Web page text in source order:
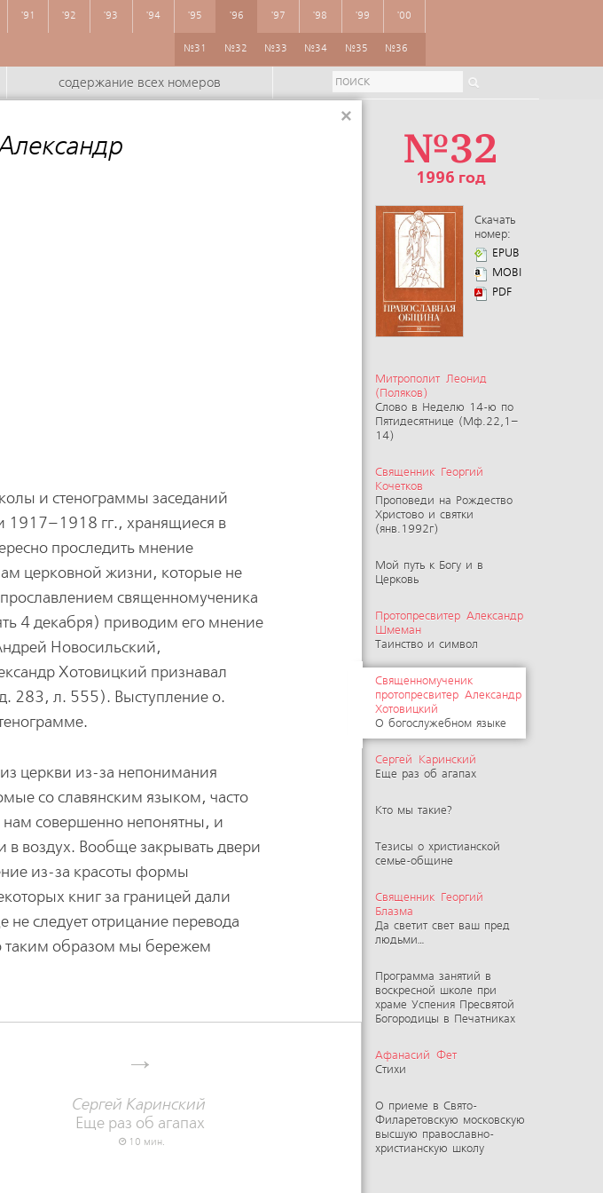
'91 '92 '93 '94 '95 '96
№31 №32 №33 №34 №35 №36
'97 '98 '99 '00
содержание всех номеров
№32
1996 год
Скачать
номер:
EPUB
MOBI
PDF
Митрополит Леонид
(Поляков)
Слово в Неделю 14-ю по
Пятидесятнице (Мф.22,1–
14)
Священник Георгий
Кочетков
Проповеди на Рождество
Христово и святки
(янв.1992г)
Мой путь к Богу и в
Церковь
Протопресвитер Александр
Шмеман
Таинство и символ
Священномученик
протопресвитер Александр
Хотовицкий
О богослужебном языке
Сергей Каринский
Еще раз об агапах
Кто мы такие?
Тезисы о христианской
семье-общине
Священник Георгий
Блазма
Да светит свет ваш пред
людьми…
Программа занятий в
воскресной школе при
храме Успения Пресвятой
Богородицы в Печатниках
Афанасий Фет
Стихи
О приеме в Свято-
Филаретовскую московскую
высшую православно-
христианскую школу
и стенограммы заседаний
1917–1918 гг., хранящиеся в
проследить мнение
церковной жизни, которые не
прославлением священномученика
4 декабря) приводим его мнение
Новосильский,
Хотовицкий признавал
283, л. 555). Выступление о.
церкви из-за непонимания
со славянским языком, часто
нам совершенно непонятны, и
в воздух. Вообще закрывать двери
из-за красоты формы
книг за границей дали
не следует отрицание перевода
таким образом мы бережем
Сергей Каринский
Еще раз об агапах
10 мин.
×